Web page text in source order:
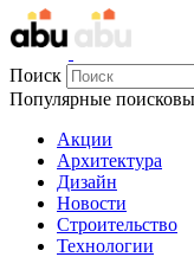
Поиск
Популярные
Акции
Архитектура
Дизайн
Новости
Строительство
Технологии